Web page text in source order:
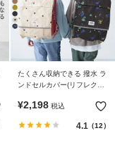
たくさん収納できる 撥水 ラ
ンドセルカバー(リフレクタ
¥2,198 税込
4.1（12）